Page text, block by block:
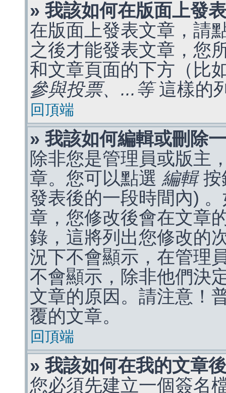
» 我該如何在版面上發
在版面上發表文章，請
之後才能發表文章，您
和文章頁面的下方（比
參與投票、...等這樣的
回頂端
» 我該如何編輯或刪除
除非您是管理員或版主
章。您可以點選 編輯按
發表後的一段時間內)
章，您修改後會在文章
錄，這將列出您修改的
況下不會顯示，在管理
不會顯示，除非他們決
文章的原因。請注意！
覆的文章。
回頂端
» 我該如何在我的文章
您必須先建立一個簽名